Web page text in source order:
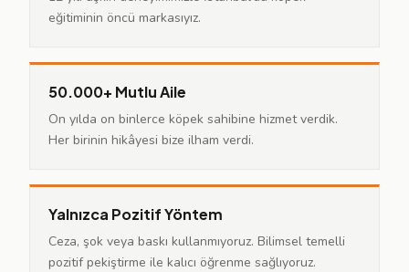
eğitiminin öncü markasıyız.
50.000+ Mutlu Aile
On yılda on binlerce köpek sahibine hizmet verdik.
Her birinin hikâyesi bize ilham verdi.
Yalnızca Pozitif Yöntem
Ceza, şok veya baskı kullanmıyoruz. Bilimsel temelli
pozitif pekiştirme ile kalıcı öğrenme sağlıyoruz.